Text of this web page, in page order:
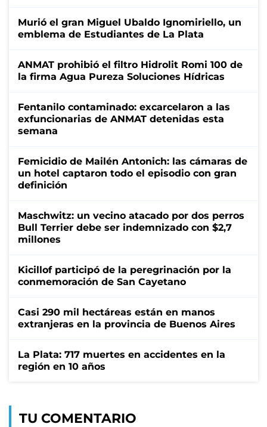
Murió el gran Miguel Ubaldo Ignomiriello, un
emblema de Estudiantes de La Plata
ANMAT prohibió el filtro Hidrolit Romi 100 de
la firma Agua Pureza Soluciones Hídricas
Fentanilo contaminado: excarcelaron a las
exfuncionarias de ANMAT detenidas esta
semana
Femicidio de Mailén Antonich: las cámaras de
un hotel captaron todo el episodio con gran
definición
Maschwitz: un vecino atacado por dos perros
Bull Terrier debe ser indemnizado con $2,7
millones
Kicillof participó de la peregrinación por la
conmemoración de San Cayetano
Casi 290 mil hectáreas están en manos
extranjeras en la provincia de Buenos Aires
La Plata: 717 muertes en accidentes en la
región en 10 años
TU COMENTARIO